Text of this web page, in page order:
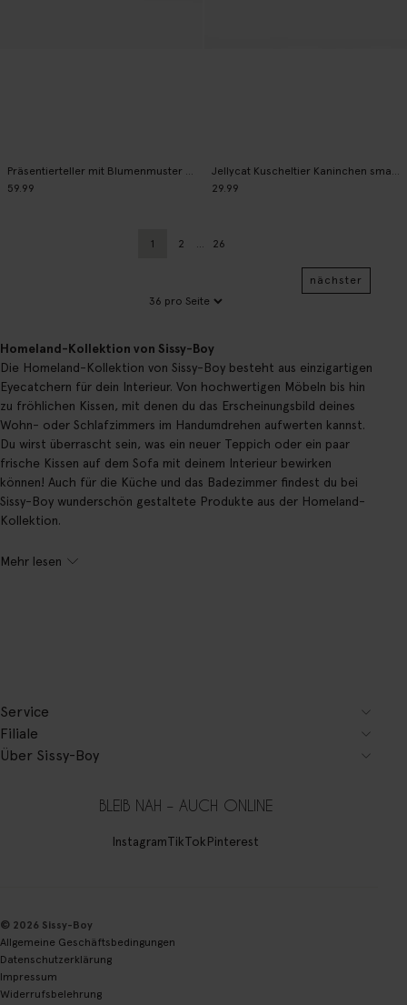
59.99
29.99
Aktuelle Seite
1
Zurück
2
Seite
26
nächster
Homeland-Kollektion von Sissy-Boy
Die Homeland-Kollektion von Sissy-Boy besteht aus einzigartigen
Eyecatchern für dein Interieur. Von hochwertigen Möbeln bis hin
zu fröhlichen Kissen, mit denen du das Erscheinungsbild deines
Wohn- oder Schlafzimmers im Handumdrehen aufwerten kannst.
Du wirst überrascht sein, was ein neuer Teppich oder ein paar
frische Kissen auf dem Sofa mit deinem Interieur bewirken
können! Auch für die Küche und das Badezimmer findest du bei
Sissy-Boy wunderschön gestaltete Produkte aus der Homeland-
Kollektion.
Mehr lesen
Service
Filiale
Über Sissy-Boy
BLEIB NAH – AUCH ONLINE
InstagramTikTokPinterest
© 2026 Sissy-Boy
Allgemeine Geschäftsbedingungen
Datenschutzerklärung
Impressum
Widerrufsbelehrung